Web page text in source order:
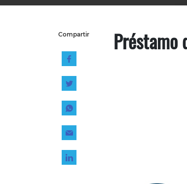
Compartir Préstamo